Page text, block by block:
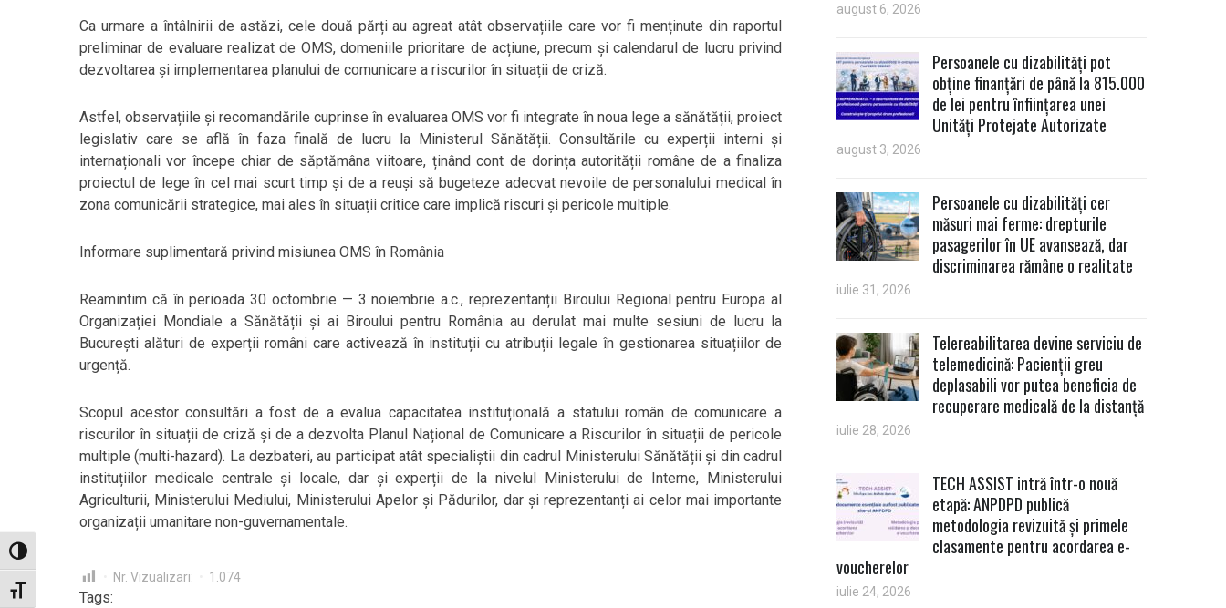
Toggle High Contrast
Toggle Font size
Ca urmare a întâlnirii de astăzi, cele două părți au agreat atât observațiile care vor fi menținute din raportul
preliminar de evaluare realizat de OMS, domeniile prioritare de acțiune, precum și calendarul de lucru privind
dezvoltarea și implementarea planului de comunicare a riscurilor în situații de criză.
Astfel, observațiile și recomandările cuprinse în evaluarea OMS vor fi integrate în noua lege a sănătății, proiect
legislativ care se află în faza finală de lucru la Ministerul Sănătății. Consultările cu experții interni și
internaționali vor începe chiar de săptămâna viitoare, ținând cont de dorința autorității române de a finaliza
proiectul de lege în cel mai scurt timp și de a reuși să bugeteze adecvat nevoile de personalului medical în
zona comunicării strategice, mai ales în situații critice care implică riscuri și pericole multiple.
Informare suplimentară privind misiunea OMS în România
Reamintim că în perioada 30 octombrie — 3 noiembrie a.c., reprezentanții Biroului Regional pentru Europa al
Organizației Mondiale a Sănătății și ai Biroului pentru România au derulat mai multe sesiuni de lucru la
București alături de experții români care activează în instituții cu atribuții legale în gestionarea situațiilor de
urgență.
Scopul acestor consultări a fost de a evalua capacitatea instituțională a statului român de comunicare a
riscurilor în situații de criză și de a dezvolta Planul Național de Comunicare a Riscurilor în situații de pericole
multiple (multi-hazard). La dezbateri, au participat atât specialiștii din cadrul Ministerului Sănătății și din cadrul
instituțiilor medicale centrale și locale, dar și experții de la nivelul Ministerului de Interne, Ministerului
Agriculturii, Ministerului Mediului, Ministerului Apelor și Pădurilor, dar și reprezentanți ai celor mai importante
organizații umanitare non-guvernamentale.
Nr. Vizualizari: 1.074
Tags:
august 6, 2026
Persoanele cu dizabilități pot
obține finanțări de până la 815.000
de lei pentru înființarea unei
Unități Protejate Autorizate
august 3, 2026
Persoanele cu dizabilități cer
măsuri mai ferme: drepturile
pasagerilor în UE avansează, dar
discriminarea rămâne o realitate
iulie 31, 2026
Telereabilitarea devine serviciu de
telemedicină: Pacienții greu
deplasabili vor putea beneficia de
recuperare medicală de la distanță
iulie 28, 2026
TECH ASSIST intră într-o nouă
etapă: ANPDPD publică
metodologia revizuită și primele
clasamente pentru acordarea e-
voucherelor
iulie 24, 2026